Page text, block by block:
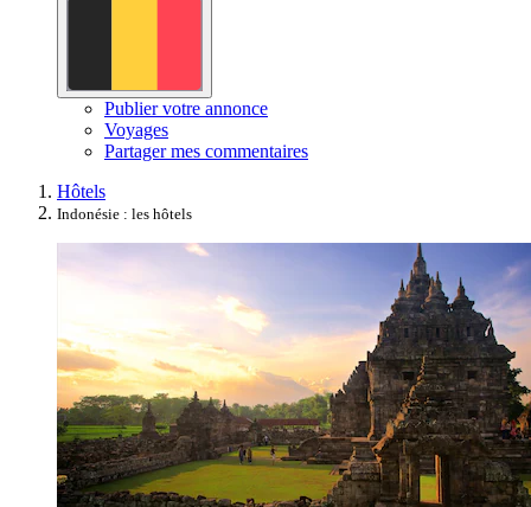
Publier votre annonce
Voyages
Partager mes commentaires
Hôtels
Indonésie : les hôtels